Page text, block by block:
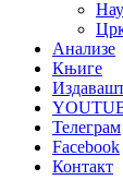
Анализе
Књиге
Телеграм
Facebook
Контакт